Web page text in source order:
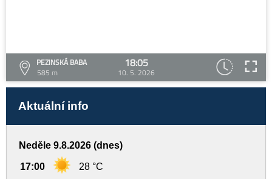
PEZINSKÁ BABA
585 m
18:05
10. 5. 2026
Aktuální info
Neděle 9.8.2026 (dnes)
17:00 28 °C